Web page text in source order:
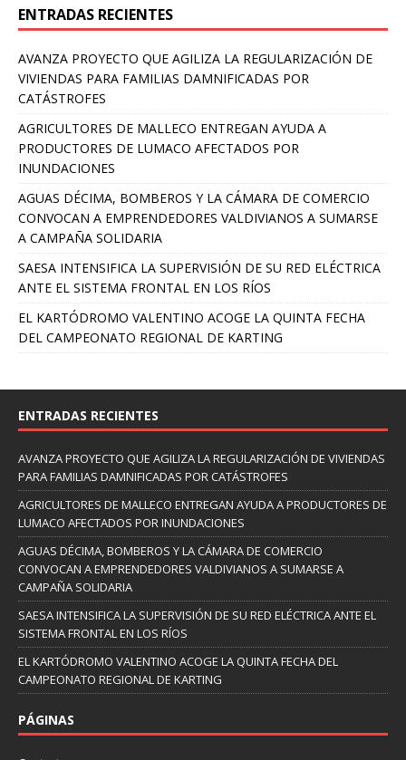
ENTRADAS RECIENTES
AVANZA PROYECTO QUE AGILIZA LA REGULARIZACIÓN DE
VIVIENDAS PARA FAMILIAS DAMNIFICADAS POR
CATÁSTROFES
AGRICULTORES DE MALLECO ENTREGAN AYUDA A
PRODUCTORES DE LUMACO AFECTADOS POR
INUNDACIONES
AGUAS DÉCIMA, BOMBEROS Y LA CÁMARA DE COMERCIO
CONVOCAN A EMPRENDEDORES VALDIVIANOS A SUMARSE
A CAMPAÑA SOLIDARIA
SAESA INTENSIFICA LA SUPERVISIÓN DE SU RED ELÉCTRICA
ANTE EL SISTEMA FRONTAL EN LOS RÍOS
EL KARTÓDROMO VALENTINO ACOGE LA QUINTA FECHA
DEL CAMPEONATO REGIONAL DE KARTING
ENTRADAS RECIENTES
AVANZA PROYECTO QUE AGILIZA LA REGULARIZACIÓN DE VIVIENDAS
PARA FAMILIAS DAMNIFICADAS POR CATÁSTROFES
AGRICULTORES DE MALLECO ENTREGAN AYUDA A PRODUCTORES DE
LUMACO AFECTADOS POR INUNDACIONES
AGUAS DÉCIMA, BOMBEROS Y LA CÁMARA DE COMERCIO
CONVOCAN A EMPRENDEDORES VALDIVIANOS A SUMARSE A
CAMPAÑA SOLIDARIA
SAESA INTENSIFICA LA SUPERVISIÓN DE SU RED ELÉCTRICA ANTE EL
SISTEMA FRONTAL EN LOS RÍOS
EL KARTÓDROMO VALENTINO ACOGE LA QUINTA FECHA DEL
CAMPEONATO REGIONAL DE KARTING
PÁGINAS